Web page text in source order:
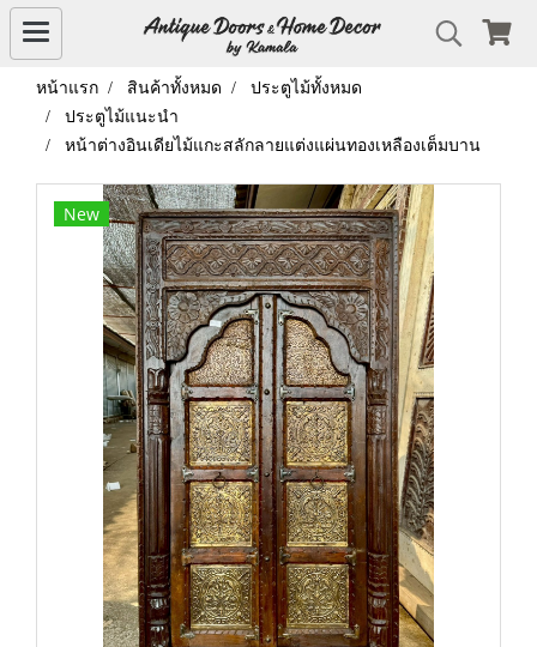
หน้าแรก สินค้าทั้งหมด
ประตูไม้ทั้งหมด
ประตูไม้แนะนำ
หน้าต่างอินเดียไม้แกะสลักลายแต่งแผ่นทองเหลืองเต็มบาน
New